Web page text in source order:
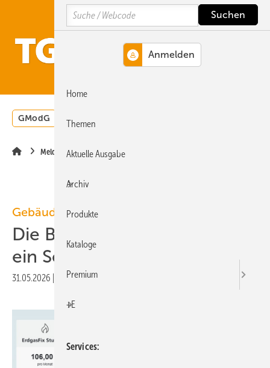
Hauptinhalt
Hauptmenü
SiteSearch
GModG Wärmepumpe
Meldungen
Gebäudemodernisierungsgesetz
Die Bio-Treppe im GModG ist
ein Scheinzwerg
31.05.2026 Druckvorschau
Search
Home
Themen
Aktuelle Ausgabe
Archiv
Produkte
Kataloge
Premium
+E
Services